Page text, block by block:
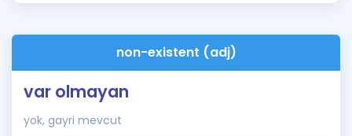
İngilizce Gramernon-existent (adj)
var olmayan
yok, gayri mevcut